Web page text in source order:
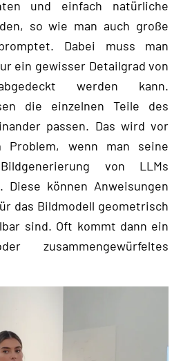
und einfach natürliche
so wie man auch große
Dabei muss man
ein gewisser Detailgrad von
werden kann.
die einzelnen Teile des
passen. Das wird vor
Problem, wenn man seine
von LLMs
Diese können Anweisungen
das Bildmodell geometrisch
sind. Oft kommt dann ein
zusammengewürfeltes